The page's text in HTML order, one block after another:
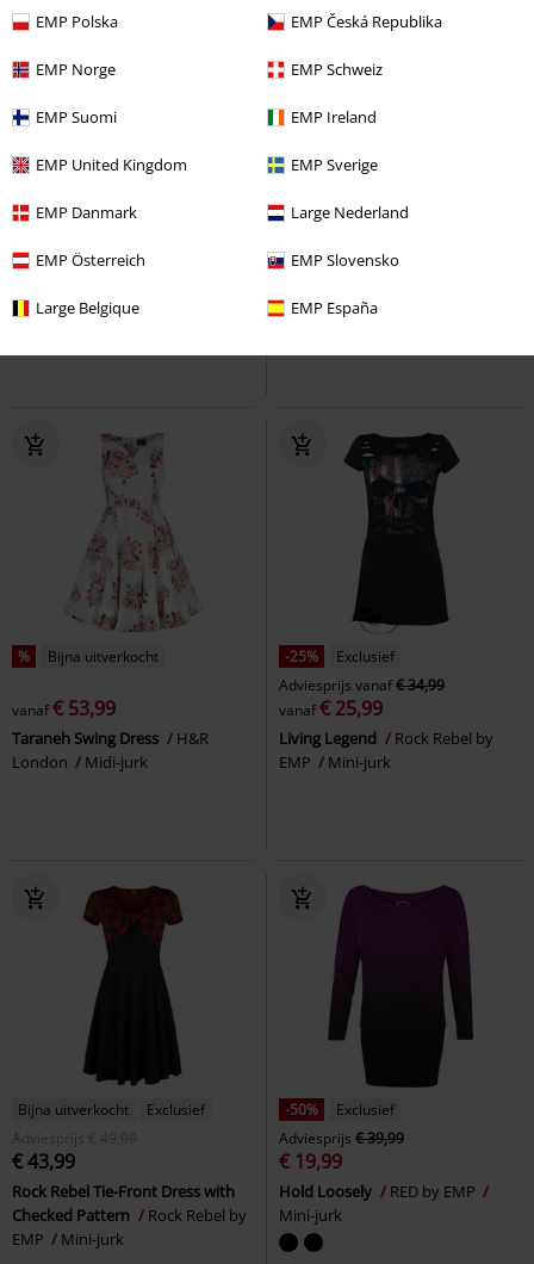
EMP Polska EMP Česká Republika
EMP Norge EMP Schweiz
EMP Suomi EMP Ireland
EMP United Kingdom EMP Sverige
EMP Danmark Large Nederland
EMP Österreich EMP Slovensko
Large Belgique EMP España
Bijna uitverkocht
€ 37,99
Borduursel Grote maten
vanaf€ 64,99
Maxi-jurk
% Bijna uitverkocht
vanaf€ 53,99
Taraneh Swing Dress
H&R
London
Midi-jurk
-25%
Exclusief
Adviesprijs vanaf€ 34,99
vanaf€ 25,99
Living Legend
Rock Rebel by
EMP
Mini-jurk
Bijna uitverkocht
Exclusief
Adviesprijs
€ 49,99
€ 43,99
Rock Rebel Tie-Front Dress with
Checked Pattern
Rock Rebel by
EMP
Mini-jurk
-50%
Exclusief
Adviesprijs € 39,99
€ 19,99
Hold Loosely
RED by EMP
Mini-jurk